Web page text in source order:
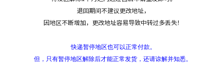
退回期间不建议更改地址，
因地区不断增加，更改地址容易导致中转过多丢失！
快递暂停地区也可以正常付款。
但，只有暂停地区解除后才能正常发货，还请谅解并知悉。